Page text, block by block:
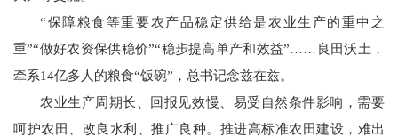
“保障粮食等重要农产品稳定供给是农业生产的重中之
重”“做好农资保供稳价”“稳步提高单产和效益”……良田沃土，
牵系14亿多人的粮食“饭碗”，总书记念兹在兹。
农业生产周期长、回报见效慢、易受自然条件影响，需要
呵护农田、改良水利、推广良种。推进高标准农田建设，难出